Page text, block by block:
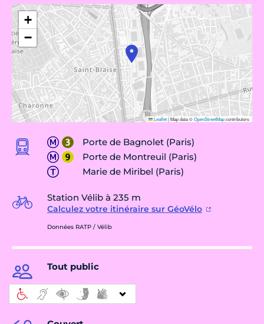
+
−
Leaflet|Map data ©OpenStreetMapcontributors
Porte de Bagnolet (Paris)
Porte de Montreuil (Paris)
Marie de Miribel (Paris)
Station Vélib à 235 m
Calculez votre itinéraire sur GéoVélo
Données RATP / Vélib
Tout public